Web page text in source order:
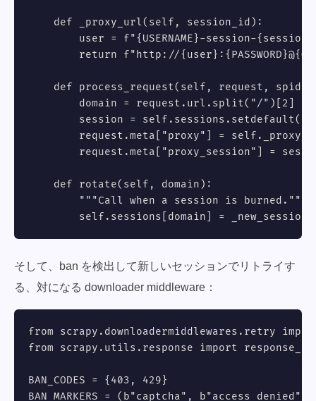
    def _proxy_url(self, session_id):
user = f"{USERNAME}-session-
return f"http://
def process_request(self, request,
        domain = request.url.split("/")[2]
session =
request.meta["proxy"] =
request.meta["proxy_session"] =
    def rotate(self, domain):
        """Call when a session is burned."""
self.sessions[domain] =
そして、ban を検出して新しいセッションでリトライす
る、対になる downloader middleware：
from scrapy.downloadermiddlewares.retry
from scrapy.utils.response import
BAN_CODES = {403, 429}
BAN_MARKERS = (b"captcha", b"access